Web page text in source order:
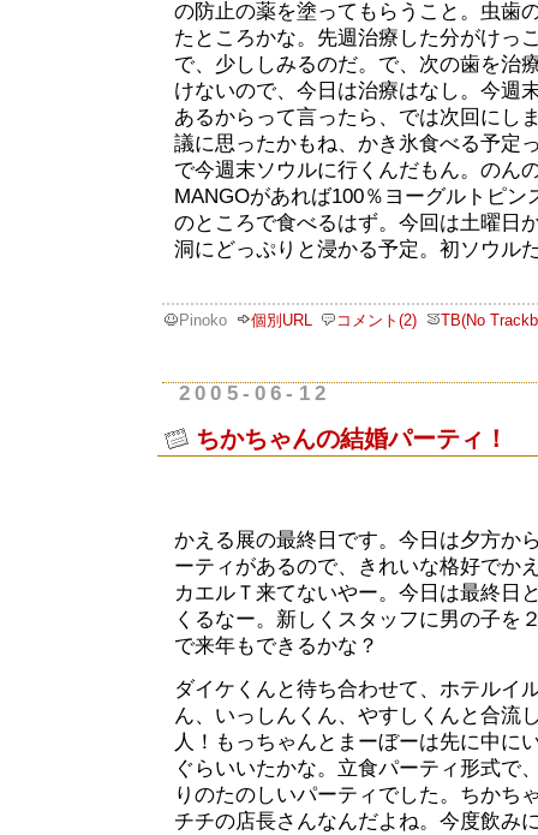
の防止の薬を塗ってもらうこと。虫歯
たところかな。先週治療した分がけっ
で、少ししみるのだ。で、次の歯を治
けないので、今日は治療はなし。今週
あるからって言ったら、では次回にし
議に思ったかもね、かき氷食べる予定
で今週末ソウルに行くんだもん。のん
MANGOがあれば100％ヨーグルトピン
のところで食べるはず。今回は土曜日
洞にどっぷりと浸かる予定。初ソウル
Pinoko 個別URL コメント(2) TB(No
2005-06-12
ちかちゃんの結婚パーティ！
かえる展の最終日です。今日は夕方か
ーティがあるので、きれいな格好でか
カエルＴ来てないやー。今日は最終日
くるなー。新しくスタッフに男の子を
で来年もできるかな？
ダイケくんと待ち合わせて、ホテルイ
ん、いっしんくん、やすしくんと合流
人！もっちゃんとまーぼーは先に中に
ぐらいいたかな。立食パーティ形式で
りのたのしいパーティでした。ちかち
チチの店長さんなんだよね。今度飲み